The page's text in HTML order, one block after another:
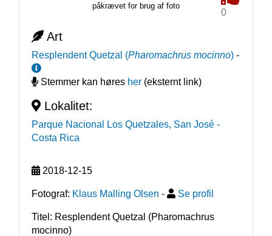
påkrævet for brug af foto
0
Art
Resplendent Quetzal (Pharomachrus mocinno) -
Stemmer kan høres her(eksternt link)
Lokalitet:
Parque Nacional Los Quetzales, San José -
Costa Rica
2018-12-15
Fotograf: Klaus Malling Olsen - Se profil
Titel: Resplendent Quetzal (Pharomachrus
mocinno)